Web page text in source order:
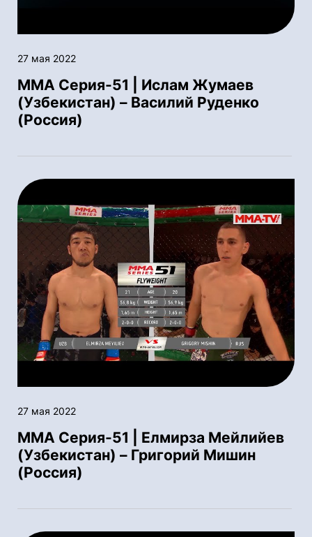
27 мая 2022
ММА Серия-51 | Ислам Жумаев
(Узбекистан) – Василий Руденко
(Россия)
27 мая 2022
ММА Серия-51 | Елмирза Мейлийев
(Узбекистан) – Григорий Мишин
(Россия)